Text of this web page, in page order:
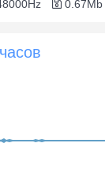
0.67Mb